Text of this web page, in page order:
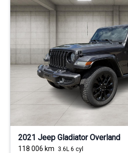
2021 Jeep Gladiator Overland
118 006 km 3.6L 6 cyl